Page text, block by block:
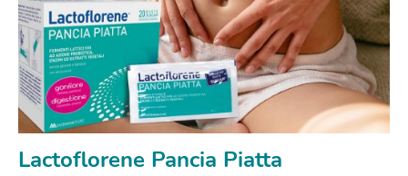
Lactoflorene Pancia Piatta